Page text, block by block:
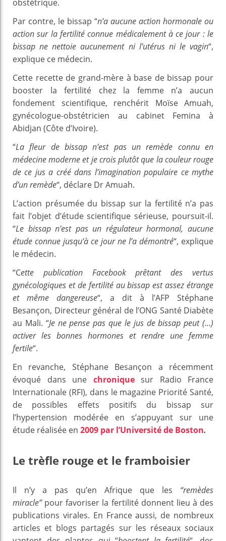
obstétrique.
Par contre, le bissap “n’a aucune action hormonale ou
action sur la fertilité connue médicalement à ce jour : le
bissap ne nettoie aucunement ni l’utérus ni le vagin“,
explique ce médecin.
Cette recette de grand-mère à base de bissap pour
booster la fertilité chez la femme n’a aucun
fondement scientifique, renchérit Moïse Amuah,
gynécologue-obstétricien au cabinet Femina à
Abidjan (Côte d’Ivoire).
“La fleur de bissap n’est pas un remède connu en
médecine moderne et je crois plutôt que la couleur rouge
de ce jus a créé dans l’imagination populaire ce mythe
d’un remède“, déclare Dr Amuah.
L’action présumée du bissap sur la fertilité n’a pas
fait l’objet d’étude scientifique sérieuse, poursuit-il.
“Le bissap n’est pas un régulateur hormonal, aucune
étude connue jusqu’à ce jour ne l’a démontré“, explique
le médecin.
“Cette publication Facebook prêtant des vertus
gynécologiques et de fertilité au bissap est assez étrange
et même dangereuse“, a dit à l’AFP Stéphane
Besançon, Directeur général de l’ONG Santé Diabète
au Mali. “Je ne pense pas que le jus de bissap peut (…)
activer les bonnes hormones et rendre une femme
fertile“.
En revanche, Stéphane Besançon a récemment
évoqué dans une chroniquesur Radio France
Internationale (RFI), dans le magazine Priorité Santé,
de possibles effets positifs du bissap sur
l’hypertension modérée en s’appuyant sur une
étude réalisée en 2009 par l’Université de Boston.
Le trèfle rouge et le framboisier
Il n’y a pas qu’en Afrique que les “remèdes
miracle”pour favoriser la fertilité donnent lieu à des
publications virales. En France aussi, de nombreux
articles et blogs partagés sur les réseaux sociaux